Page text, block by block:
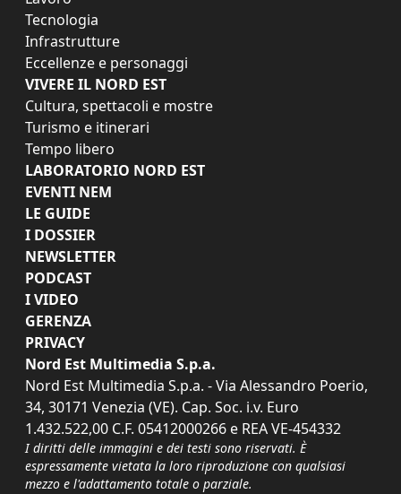
Tecnologia
Infrastrutture
Eccellenze e personaggi
VIVERE IL NORD EST
Cultura, spettacoli e mostre
Turismo e itinerari
Tempo libero
LABORATORIO NORD EST
EVENTI NEM
LE GUIDE
I DOSSIER
NEWSLETTER
PODCAST
I VIDEO
GERENZA
PRIVACY
Nord Est Multimedia S.p.a.
Nord Est Multimedia S.p.a. - Via Alessandro Poerio,
34, 30171 Venezia (VE). Cap. Soc. i.v. Euro
1.432.522,00 C.F. 05412000266 e REA VE-454332
I diritti delle immagini e dei testi sono riservati. È
espressamente vietata la loro riproduzione con qualsiasi
mezzo e l'adattamento totale o parziale.